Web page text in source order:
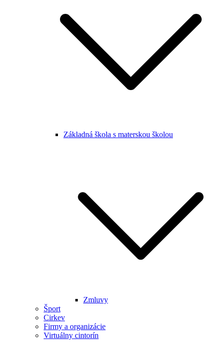
Základná škola s materskou školou
Zmluvy
Šport
Cirkev
Firmy a organizácie
Virtuálny cintorín